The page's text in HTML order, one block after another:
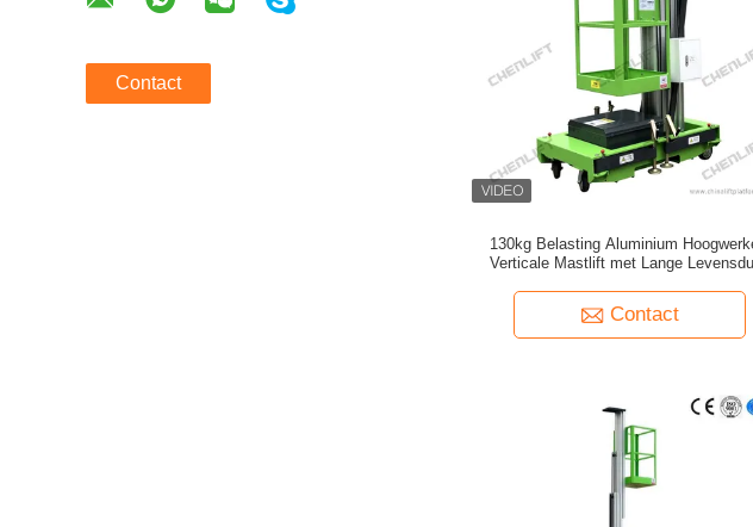
Contact
130kg Belasting Aluminium
Verticale Mastlift met Lange
Contact